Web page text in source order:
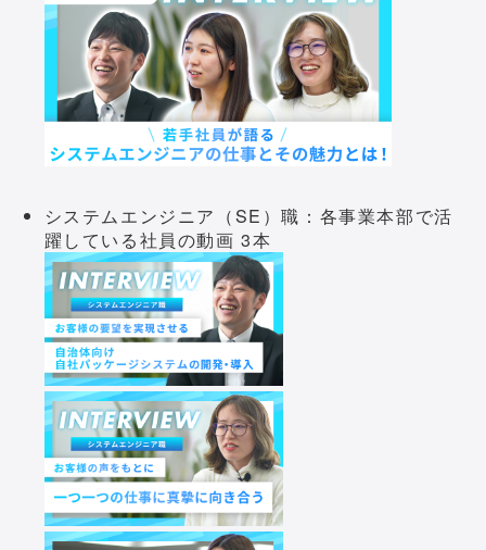
システムエンジニア（SE）職：各事業本部で活
躍している社員の動画 3本